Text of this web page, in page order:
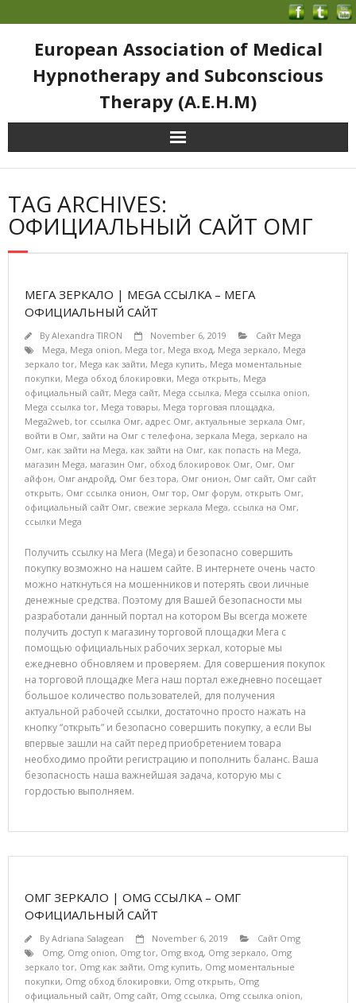
European Association of Medical
Hypnotherapy and Subconscious
Therapy (A.E.H.M)
TAG ARCHIVES:
ОФИЦИАЛЬНЫЙ САЙТ ОМГ
МЕГА ЗЕРКАЛО | MEGA ССЫЛКА – МЕГА
ОФИЦИАЛЬНЫЙ САЙТ
ByAlexandra TIRON November 6, 2019
Сайт Mega
Mega, Mega onion, Mega tor, Mega вход, Mega зеркало, Mega
зеркало tor, Mega как зайти, Mega купить, Mega моментальные
покупки, Mega обход блокировки, Mega открыть, Mega
официальный сайт, Mega сайт, Mega ссылка, Mega ссылка onion,
Mega ссылка tor, Mega товары, Mega торговая площадка,
Mega2web, tor ссылка Омг, адрес Омг, актуальные зеркала Омг,
войти в Омг, зайти на Омг с телефона, зеркала Mega, зеркало на
Омг, как зайти на Mega, как зайти на Омг, как попасть на Mega,
магазин Mega, магазин Омг, обход блокировок Омг, Омг, Омг
айфон, Омг андройд, Омг без тора, Омг онион, Омг сайт, Омг сайт
открыть, Омг ссылка онион, Омг тор, Омг форум, открыть Омг,
официальный сайт Омг, свежие зеркала Mega, ссылка на Омг,
ссылки Mega
Получить ссылку на Мега (Mega) и безопасно совершить
покупку возможно на нашем сайте. В интернете очень часто
можно наткнуться на мошенников и потерять свои личные
денежные средства. Поэтому для Вашей безопасности мы
разработали данный портал на котором Вы всегда можете
получить доступ к магазину торговой площадки Мега с
помощью официальных рабочих зеркал, которые мы
ежедневно обновляем и проверяем. Для совершения покупок
на торговой площадке Мега наш портал ежедневно посещает
большое количество пользователей, для получения
актуальной рабочей ссылки, достаточно просто нажать на
кнопку “открыть” и безопасно совершить покупку, а если Вы
впервые зашли на сайт перед приобретением товара
необходимо пройти регистрацию и пополнить баланс. Ваша
безопасность наша важнейшая задача, которую мы с
гордостью выполняем.
ОМГ ЗЕРКАЛО | OMG ССЫЛКА – ОМГ
ОФИЦИАЛЬНЫЙ САЙТ
ByAdriana Salagean November 6, 2019
Сайт Omg
Omg, Omg onion, Omg tor, Omg вход, Omg зеркало, Omg
зеркало tor, Omg как зайти, Omg купить, Omg моментальные
покупки, Omg обход блокировки, Omg открыть, Omg
официальный сайт, Omg сайт, Omg ссылка, Omg ссылка onion,